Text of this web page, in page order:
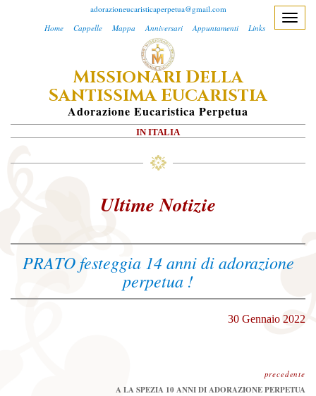
adorazioneucaristicaperpetua@gmail.com
Home
Cappelle Mappa Anniversari Appuntamenti Links
MISSIONARI DELLA
SANTISSIMA EUCARISTIA
ADorazione EUcaristica PErpetua
IN ITALIA
T
n
v
o
Ultime Notizie
PRATO festeggia 14 anni di adorazione
perpetua !
30 Gennaio 2022
precedente
A LA SPEZIA 10 ANNI DI ADORAZIONE PERPETUA